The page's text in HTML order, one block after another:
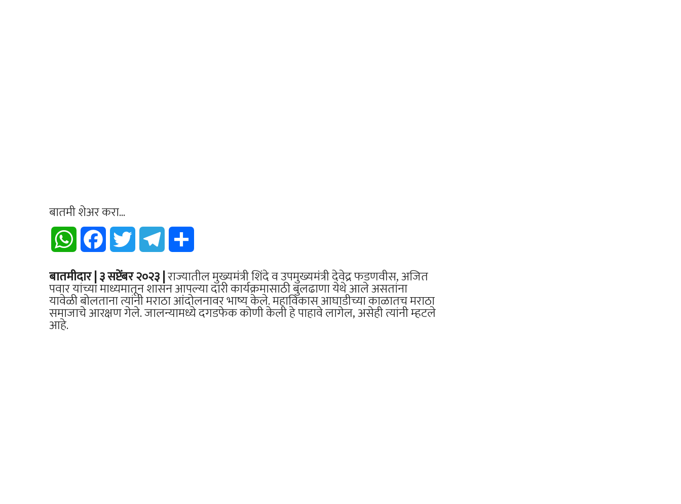
बातमी शेअर करा...
WhatsApp Facebook Twitter Telegram
बातमीदार | ३ सप्टेंबर २०२३ |राज्यातील मुख्यमंत्री शिंदे व उपमुख्यमंत्री देवेद्र फडणवीस, अजित
पवार यांच्या माध्यमातून शासन आपल्या दारी कार्यक्रमासाठी बुलढाणा येथे आले असतांना
यावेळी बोलताना त्यांनी मराठा आंदोलनावर भाष्य केले. महाविकास आघाडीच्या काळातच मराठा
समाजाचे आरक्षण गेले. जालन्यामध्ये दगडफेक कोणी केली हे पाहावे लागेल, असेही त्यांनी म्हटले
आहे.